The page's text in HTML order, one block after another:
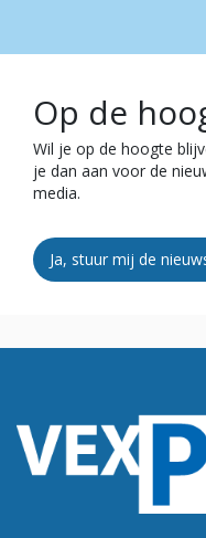
Op de
Wil je op de hoogte
je dan aan voor de
media.
Ja, stuur mij de